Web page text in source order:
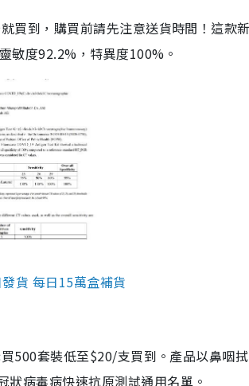
買到，購買前請先注意送貨時間！這款
敏度92.2%，特異度100%。
貨 每日15萬盒補貨
500套裝低至$20/支買到。產品以鼻咽
病毒病快速抗原測試通用名單。